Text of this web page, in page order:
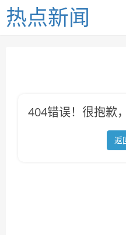
热点新闻
404错误！很抱歉
返